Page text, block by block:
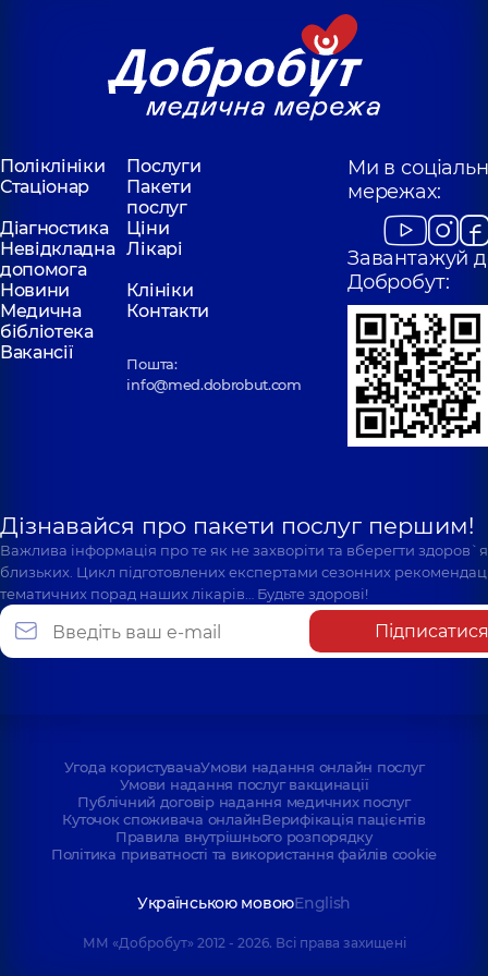
Поліклініки
Послуги
Стаціонар
Пакети
послуг
Діагностика
Ціни
Невідкладна
допомога
Лікарі
Новини
Клініки
Медична
бібліотека
Контакти
Вакансії
Пошта:
info@med.dobrobut.com
Ми в
мережах:
Завантажуй
Добробут:
Дізнавайся про пакети послуг першим!
Важлива інформація про те як не захворіти та вберегти
близьких. Цикл підготовлених експертами сезонних
тематичних порад наших лікарів… Будьте здорові!
Підписатися
Угода користувачаУмови надання онлайн послуг
Умови надання послуг вакцинації
Публічний договір надання медичних послуг
Куточок споживача онлайнВерифікація пацієнтів
Правила внутрішнього розпорядку
Політика приватності та використання файлів cookie
Українською мовоюEnglish
ММ «Добробут» 2012 - 2026. Всі права захищені